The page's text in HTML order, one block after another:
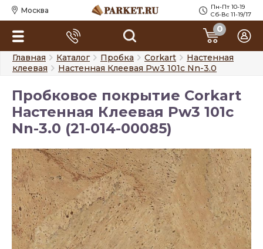
Москва
Пн-Пт 10-19
Сб-Вс 11-19/17
0
Главная Каталог Пробка Corkart
Настенная
клеевая
Настенная Клеевая Pw3 101c Nn-3.0
Пробковое покрытие Corkart
Настенная Клеевая Pw3 101c
Nn-3.0 (21-014-00085)